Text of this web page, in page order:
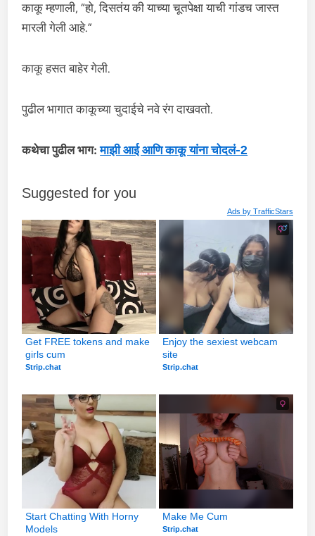
काकू म्हणाली, “हो, दिसतंय की याच्या चूतपेक्षा याची गांडच जास्त
मारली गेली आहे.”
काकू हसत बाहेर गेली.
पुढील भागात काकूच्या चुदाईचे नवे रंग दाखवतो.
कथेचा पुढील भाग:माझी आई आणि काकू यांना चोदलं-2
Suggested for you
Ads by TrafficStars
Get FREE tokens and make
girls cum
Strip.chat
Enjoy the sexiest webcam
site
Strip.chat
Start Chatting With Horny
Models
Make Me Cum
Strip.chat